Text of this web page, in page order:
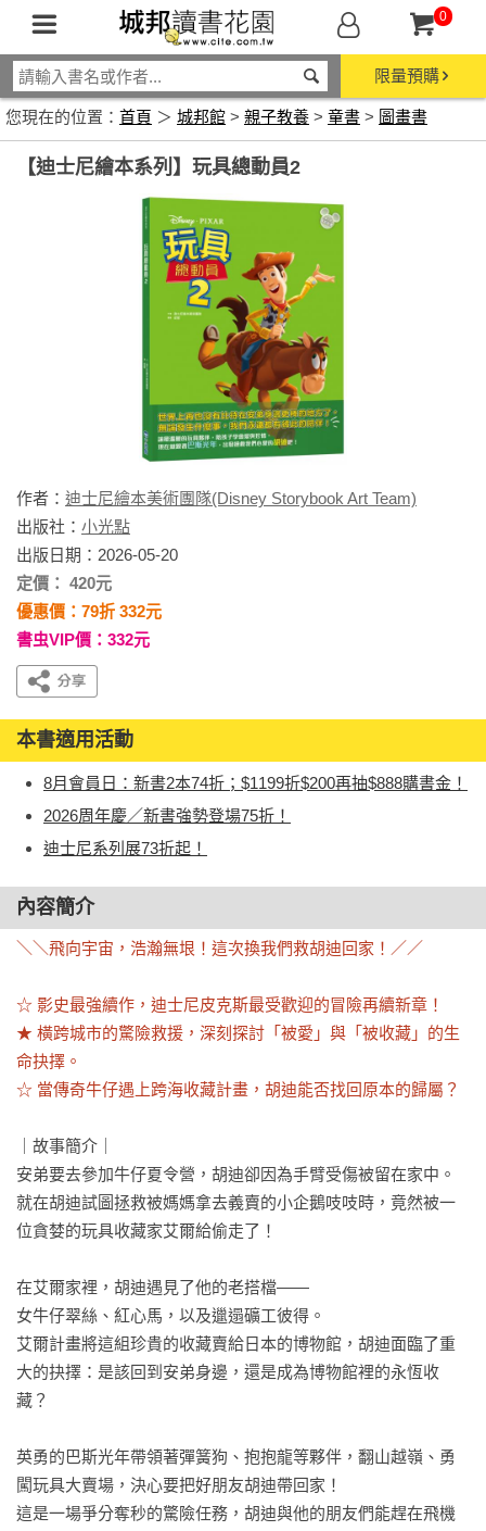
0
限量預購
您現在的位置： 首頁 ＞ 城邦館 > 親子教養 > 童書 > 圖畫書
【迪士尼繪本系列】玩具總動員2
作者： 迪士尼繪本美術團隊(Disney Storybook Art Team)
出版社： 小光點
出版日期：2026-05-20
定價： 420元
優惠價：79折 332元
書虫VIP價：332元
本書適用活動
8月會員日：新書2本74折；$1199折$200再抽$888購書金！
2026周年慶／新書強勢登場75折！
迪士尼系列展73折起！
內容簡介
＼＼飛向宇宙，浩瀚無垠！這次換我們救胡迪回家！／／
☆ 影史最強續作，迪士尼皮克斯最受歡迎的冒險再續新章！
★ 橫跨城市的驚險救援，深刻探討「被愛」與「被收藏」的生
命抉擇。
☆ 當傳奇牛仔遇上跨海收藏計畫，胡迪能否找回原本的歸屬？
｜故事簡介｜
安弟要去參加牛仔夏令營，胡迪卻因為手臂受傷被留在家中。
就在胡迪試圖拯救被媽媽拿去義賣的小企鵝吱吱時，竟然被一
位貪婪的玩具收藏家艾爾給偷走了！
在艾爾家裡，胡迪遇見了他的老搭檔——
女牛仔翠絲、紅心馬，以及邋遢礦工彼得。
艾爾計畫將這組珍貴的收藏賣給日本的博物館，胡迪面臨了重
大的抉擇：是該回到安弟身邊，還是成為博物館裡的永恆收
藏？
英勇的巴斯光年帶領著彈簧狗、抱抱龍等夥伴，翻山越嶺、勇
闖玩具大賣場，決心要把好朋友胡迪帶回家！
這是一場爭分奪秒的驚險任務，胡迪與他的朋友們能趕在飛機